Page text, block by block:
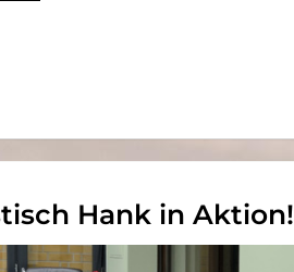
Hank in Aktion!